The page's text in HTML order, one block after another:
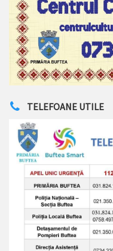
TELEFOANE UTILE